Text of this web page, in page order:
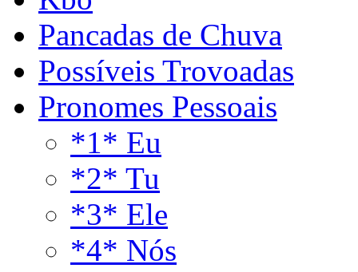
Pancadas de Chuva
Possíveis Trovoadas
Pronomes Pessoais
*1* Eu
*2* Tu
*3* Ele
*4* Nós